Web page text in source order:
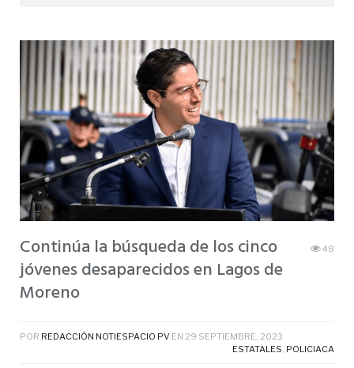
Continúa la búsqueda de los cinco
jóvenes desaparecidos en Lagos de
Moreno
48
POR REDACCIÓN NOTIESPACIO PV EN 29 SEPTIEMBRE, 2023
ESTATALES POLICIACA